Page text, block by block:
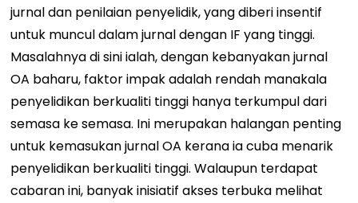
jurnal dan penilaian penyelidik, yang diberi insentif
untuk muncul dalam jurnal dengan IF yang tinggi.
Masalahnya di sini ialah, dengan kebanyakan jurnal
OA baharu, faktor impak adalah rendah manakala
penyelidikan berkualiti tinggi hanya terkumpul dari
semasa ke semasa. Ini merupakan halangan penting
untuk kemasukan jurnal OA kerana ia cuba menarik
penyelidikan berkualiti tinggi. Walaupun terdapat
cabaran ini, banyak inisiatif akses terbuka melihat